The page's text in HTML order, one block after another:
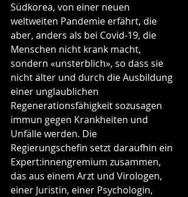
Südkorea, von einer neuen
weltweiten Pandemie erfährt, die
aber, anders als bei Covid-19, die
Menschen nicht krank macht,
sondern «unsterblich», so dass sie
nicht älter und durch die Ausbildung
einer unglaublichen
Regenerationsfähigkeit sozusagen
immun gegen Krankheiten und
Unfälle werden. Die
Regierungschefin setzt daraufhin ein
Expert:innengremium zusammen,
das aus einem Arzt und Virologen,
einer Juristin, einer Psychologin,